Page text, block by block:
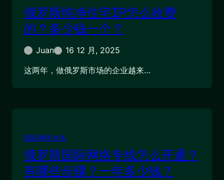
俄罗斯纯净住宅IP怎么收费
的？多少钱一个？
Juan
16 12 月, 2025
这两年，做俄罗斯市场的企业越来…
国际网络专线
俄罗斯国际网络专线怎么开通？
有哪些步骤？一年多少钱？